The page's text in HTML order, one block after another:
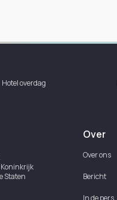
Hotel overdag
Staten
Over
Over ons
Bericht
In de pers